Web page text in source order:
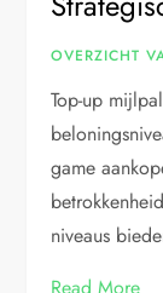
OVERZICHT
Top-up
game
niveaus
Read More